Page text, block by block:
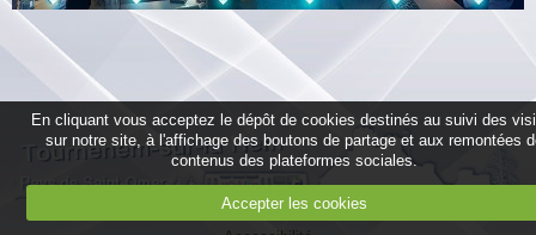
En cliquant vous acceptez le dépôt de cookies destinés au suivi des
sur notre site, à l'affichage des boutons de partage et aux remontées
contenus des plateformes sociales.
Accepter les cookies